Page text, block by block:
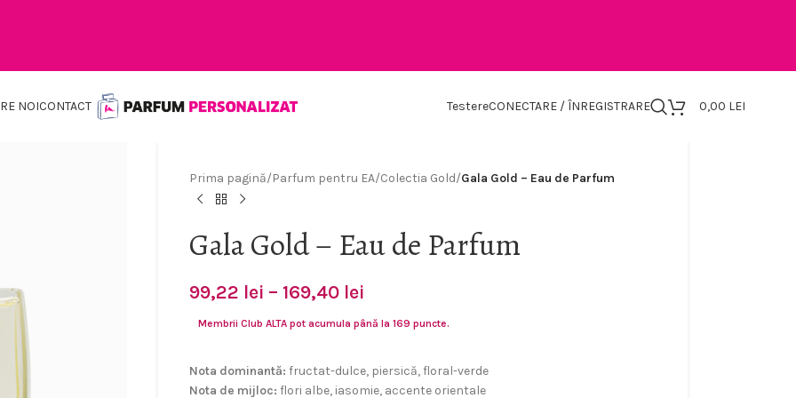
NOICONTACT TestereCONECTARE / ÎNREGISTRARE 0,00 LEI
Prima pagină/Parfum pentru EA/Colectia Gold/Gala Gold – Eau de Parfum
Gala Gold – Eau de Parfum
99,22 lei – 169,40 lei
Membrii Club ALTA pot acumula până la 169 puncte.
Nota dominantă: fructat-dulce, piersică, floral-verde
Nota de mijloc: flori albe, iasomie, accente orientale